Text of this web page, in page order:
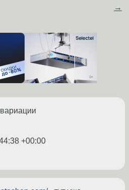
→
+00:00